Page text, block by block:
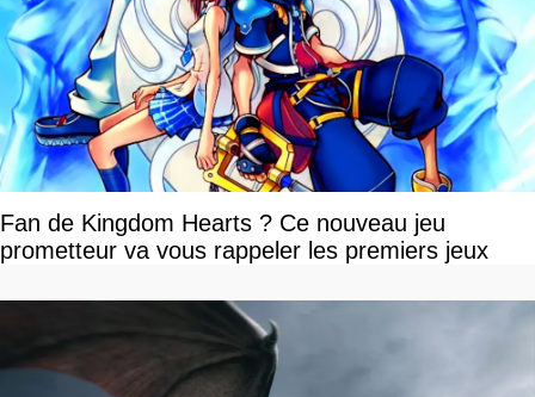
Fan de Kingdom Hearts ? Ce nouveau jeu
prometteur va vous rappeler les premiers jeux